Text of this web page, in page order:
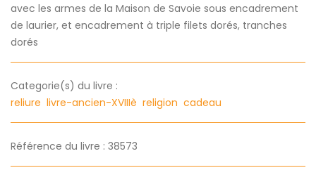
avec les armes de la Maison de Savoie sous encadrement
de laurier, et encadrement à triple filets dorés, tranches
dorés
Categorie(s) du livre :
reliure livre-ancien-XVIIIè religion cadeau
Référence du livre : 38573